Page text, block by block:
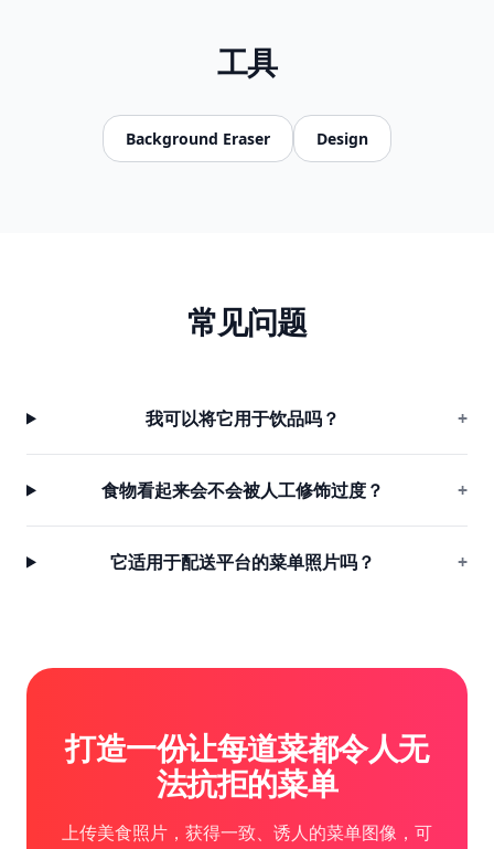
工具
Background Eraser Design
常见问题
我可以将它用于饮品吗？ +
食物看起来会不会被人工修饰过度？ +
它适用于配送平台的菜单照片吗？ +
打造一份让每道菜都令人无
法抗拒的菜单
上传美食照片，获得一致、诱人的菜单图像，可